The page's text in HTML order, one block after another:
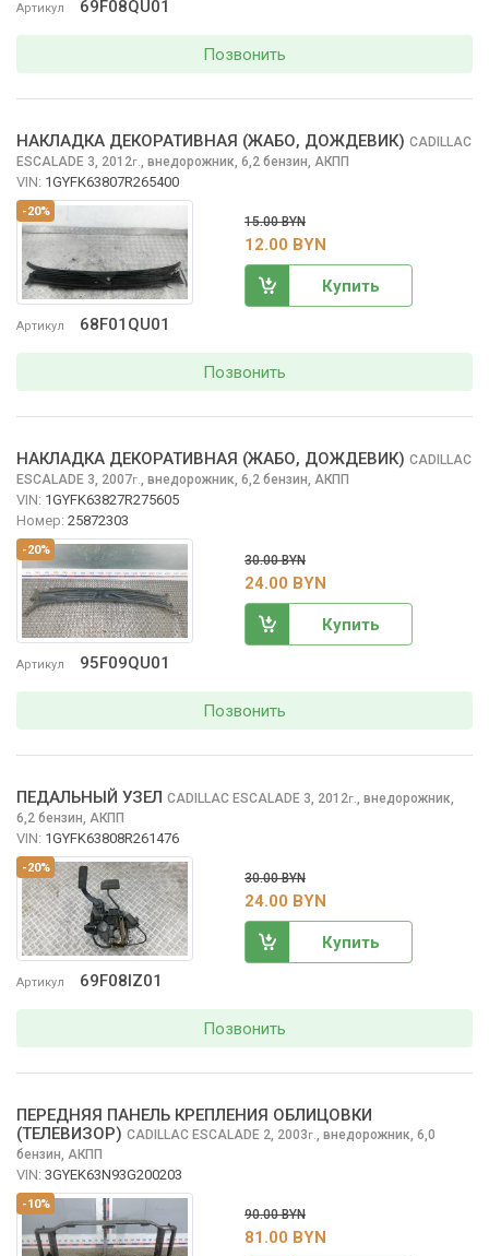
Артикул 69F08QU01
Позвонить
-20%
Артикул 68F01QU01
НАКЛАДКА ДЕКОРАТИВНАЯ (ЖАБО, ДОЖДЕВИК) CADILLAC
ESCALADE 3, 2012г. внедорожник, 6,2 бензин, АКПП
VIN: 1GYFK63807R265400
15.00 BYN
12.00 BYN
Купить
Позвонить
-20%
Артикул 95F09QU01
НАКЛАДКА ДЕКОРАТИВНАЯ (ЖАБО, ДОЖДЕВИК) CADILLAC
ESCALADE 3, 2007г. внедорожник, 6,2 бензин, АКПП
VIN: 1GYFK63827R275605
Номер: 25872303
30.00 BYN
24.00 BYN
Купить
Позвонить
-20%
Артикул 69F08IZ01
ПЕДАЛЬНЫЙ УЗЕЛ CADILLAC ESCALADE 3, 2012г., внедорожник,
6,2 бензин, АКПП
VIN: 1GYFK63808R261476
30.00 BYN
24.00 BYN
Купить
Позвонить
-10%
ПЕРЕДНЯЯ ПАНЕЛЬ КРЕПЛЕНИЯ ОБЛИЦОВКИ
(ТЕЛЕВИЗОР) CADILLAC ESCALADE 2, 2003г., внедорожник, 6,0
бензин, АКПП
VIN: 3GYEK63N93G200203
90.00 BYN
81.00 BYN